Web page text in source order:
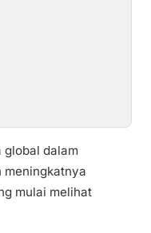
global dalam
meningkatnya
mulai melihat